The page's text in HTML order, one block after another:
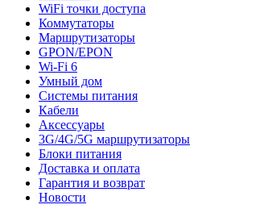
WiFi точки доступа
Коммутаторы
Маршрутизаторы
GPON/EPON
Wi-Fi 6
Умный дом
Системы питания
Кабели
Аксессуары
3G/4G/5G маршрутизаторы
Блоки питания
Доставка и оплата
Гарантия и возврат
Новости